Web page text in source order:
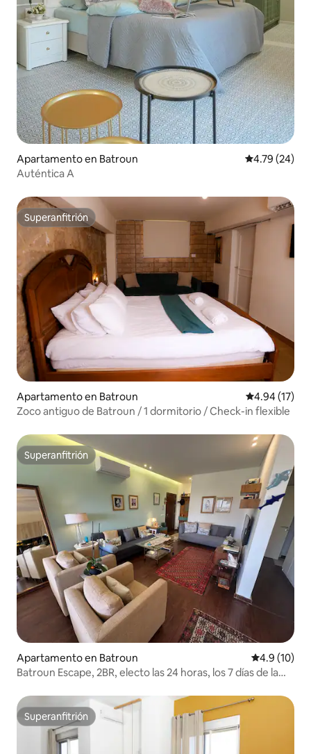
Apartamento en Batroun Calificación
4.79 (24)
Auténtica A
Superanfitrión
Superanfitrión
Apartamento en Batroun Calificación
4.94 (17)
Zoco antiguo de Batroun / 1 dormitorio / Check-in flexible
Superanfitrión
Superanfitrión
Apartamento en Batroun Calificación
4.9 (10)
Batroun Escape, 2BR, electo las 24 horas, los 7 días de la
Superanfitrión
Superanfitrión